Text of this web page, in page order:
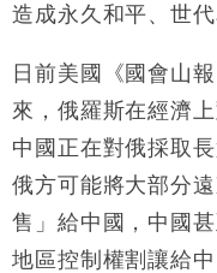
15:38
本地｜香港迪
14:49
財經｜大摩削
持」評級
13:49
本地｜華嫂冰
勞工一年
12:11
中國｜強颱風
機
18:31
財經｜華僑銀
造成永久和平、世代
日前美國《國會山
來，俄羅斯在經濟
中國正在對俄採取
俄方可能將大部分
售」給中國，中國
地區控制權割讓給中